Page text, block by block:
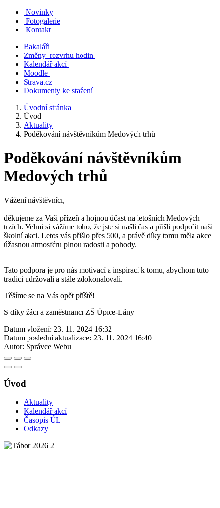
Novinky
Fotogalerie
Kontakt
Bakaláři
Změny rozvrhu hodin
Kalendář akcí
Moodle
Strava.cz
Dokumenty ke stažení
Úvodní stránka
Úvod
Aktuality
Poděkování návštěvníkům Medových trhů
Poděkování návštěvníkům
Medových trhů
Vážení návštěvníci,
děkujeme za Vaši přízeň a hojnou účast na letošních Medových
trzích. Velmi si vážíme toho, že jste si našli čas a přišli podpořit naši
školní akci. Letos vás přišlo přes 500, a právě díky tomu měla akce
úžasnou atmosféru plnou radosti a pohody.
Tato podpora je pro nás motivací a inspirací k tomu, abychom tuto
tradici udržovali a stále zdokonalovali.
Těšíme se na Vás opět příště!
S díky žáci a zaměstnanci ZŠ Úpice-Lány
Datum vložení: 23. 11. 2024 16:32
Datum poslední aktualizace: 23. 11. 2024 16:40
Autor: Správce Webu
Úvod
Aktuality
Kalendář akcí
Časopis ÚL
Odkazy